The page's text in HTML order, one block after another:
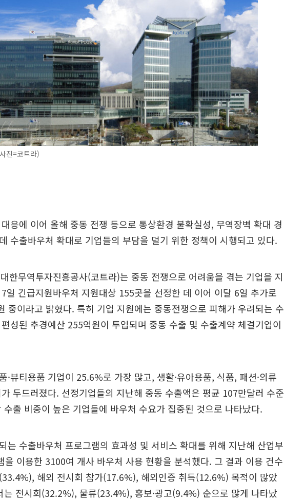
진=코트라)
응에 이어 올해 중동 전쟁 등으로 통상환경 불확실성, 무역장벽 확대 경
수출바우처 확대로 기업들의 부담을 덜기 위한 정책이 시행되고 있다.
한무역투자진흥공사(코트라)는 중동 전쟁으로 어려움을 겪는 기업을 지
일 긴급지원바우처 지원대상 155곳을 선정한 데 이어 이달 6일 추가로
중이라고 밝혔다. 특히 기업 지원에는 중동전쟁으로 피해가 우려되는 수
성된 추경예산 255억원이 투입되며 중동 수출 및 수출계약 체결기업이
·뷰티용품 기업이 25.6%로 가장 많고, 생활·유아용품, 식품, 패션·의류
두드러졌다. 선정기업들의 지난해 중동 수출액은 평균 107만달러 수준
수출 비중이 높은 기업들에 바우처 수요가 집중된 것으로 나타났다.
는 수출바우처 프로그램의 효과성 및 서비스 확대를 위해 지난해 산업부
을 이용한 3100여 개사 바우처 사용 현황을 분석했다. 그 결과 이용 건수
해외 전시회 참가(17.6%), 해외인증 취득(12.6%) 목적이 많았
는 전시회(32.2%), 물류(23.4%), 홍보·광고(9.4%) 순으로 많게 나타났